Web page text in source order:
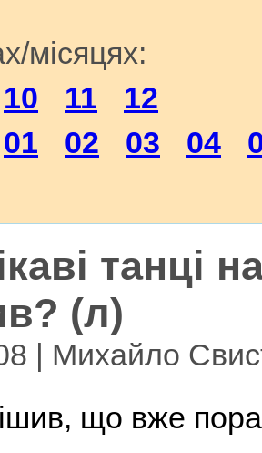
місяцях:
10 11
12
01 02 03 04
танці
(л)
| Михайло
що вже